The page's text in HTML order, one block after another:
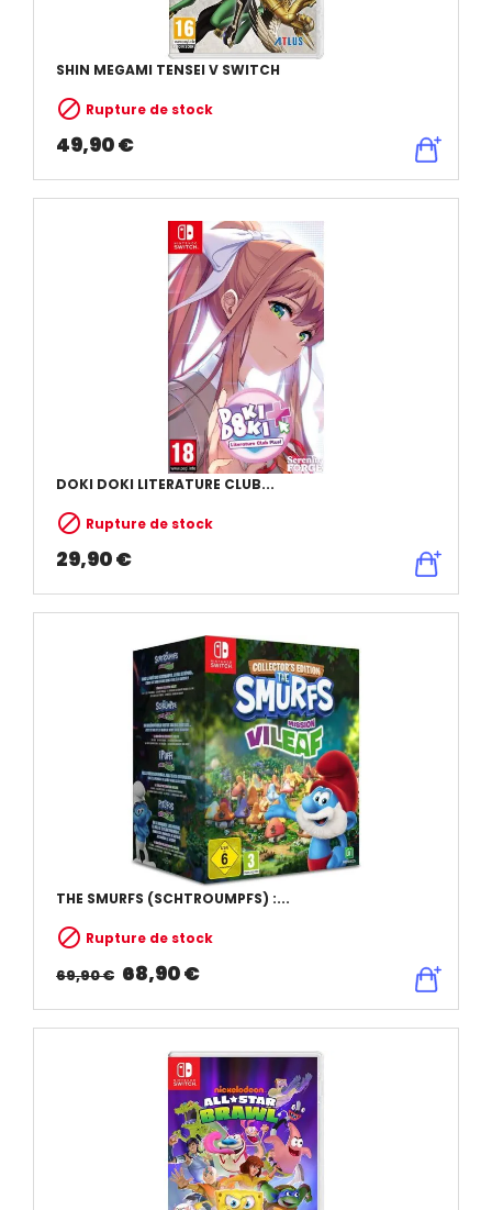
SHIN MEGAMI TENSEI V SWITCH
 Rupture de stock
49,90 €
DOKI DOKI LITERATURE CLUB...
 Rupture de stock
29,90 €
THE SMURFS (SCHTROUMPFS) :...
 Rupture de stock
69,90 € 68,90 €